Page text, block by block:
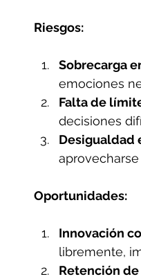
Riesgos:
Sobrecarga
emociones
Falta de
decisiones
Desigualdad
Oportunidades:
Innovación
libremente,
Retención